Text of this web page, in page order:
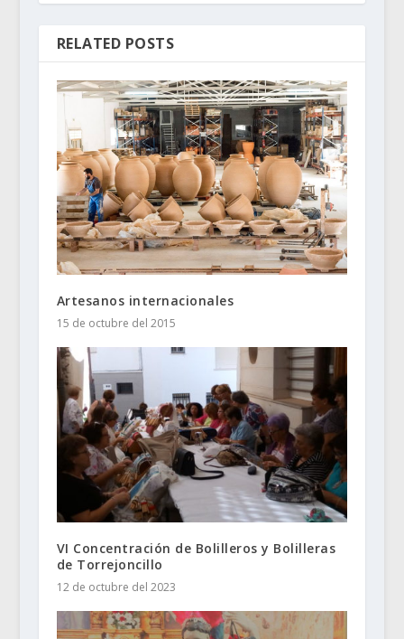
RELATED POSTS
Artesanos internacionales
15 de octubre del 2015
VI Concentración de Bolilleros y Bolilleras
de Torrejoncillo
12 de octubre del 2023